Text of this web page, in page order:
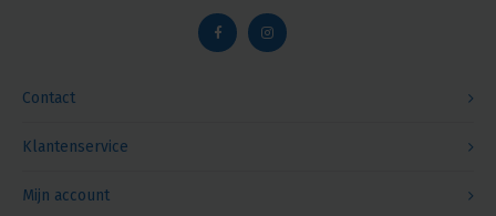
Contact
Klantenservice
Mijn account